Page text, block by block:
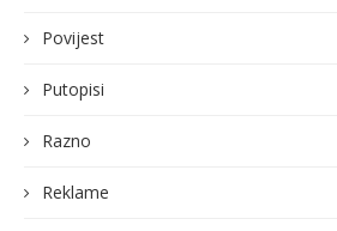
Povijest
Putopisi
Razno
Reklame